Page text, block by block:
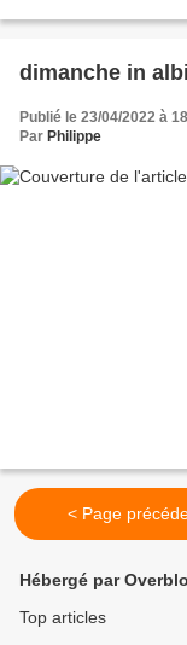
dimanche in
Publié le 23/04/2022 à
Par Philippe
< Page
Hébergé par
Top articles